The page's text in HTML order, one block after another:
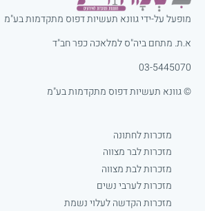
מופעל על-ידי גוונא תעשיות דפוס מתקדמות בע"מ
א.ת. מתחם ביה"ס למלאכה כפר חב"ד
03-5445070
© גוונא תעשיות דפוס מתקדמות בע"מ
מזכרות לחתונה
מזכרות לבר מצווה
מזכרות לבת מצווה
מזכרות לערבי נשים
מזכרות הקדשה לעלוי נשמת